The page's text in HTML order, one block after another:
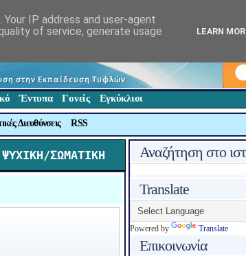
Έντυπα Γονείς Εγκύκλιοι
Διευθύνσεις RSS
ΣΩΜΑΤΙΚΗ Αναζήτηση στο
Translate
Powered by Translate
Επικοινωνία
IP address and user-agent
of service, generate usage
LEARN